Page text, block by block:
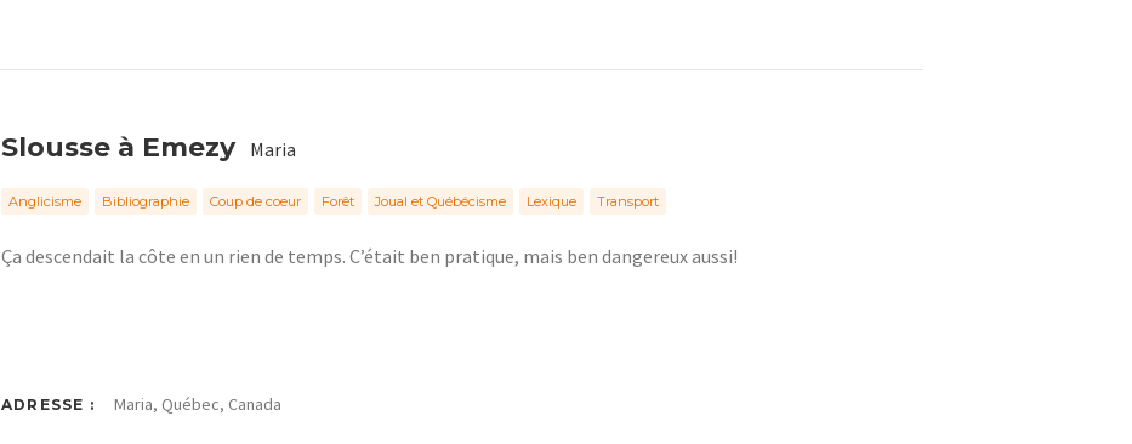
Slousse à Emezy Maria
Anglicisme Bibliographie Coup de coeur Forêt Joual et Québécisme Lexique Transport
Ça descendait la côte en un rien de temps. C’était ben pratique, mais ben dangereux aussi!
ADRESSE : Maria, Québec, Canada